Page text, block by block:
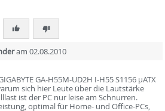
am 02.08.2010
GA-H55M-UD2H I-H55 S1156 µATX
sich hier Leute über die Lautstärke
ist der PC nur leise am Schnurren.
optimal für Home- und Office-PCs,